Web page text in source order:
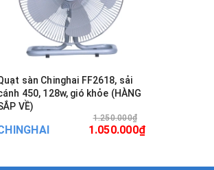
sàn Chinghai FF2618, sải
450, 128w, gió khỏe (HÀNG
VỀ)
1.250.000₫
1.050.000₫